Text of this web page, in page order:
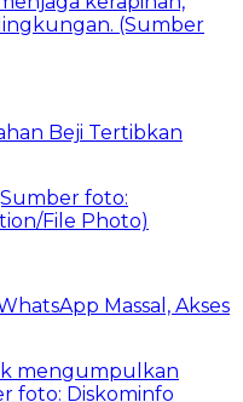
Beji Tertibkan
Massal, Akses